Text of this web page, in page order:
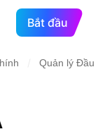
Bắt đầu
Quản lý Đầu